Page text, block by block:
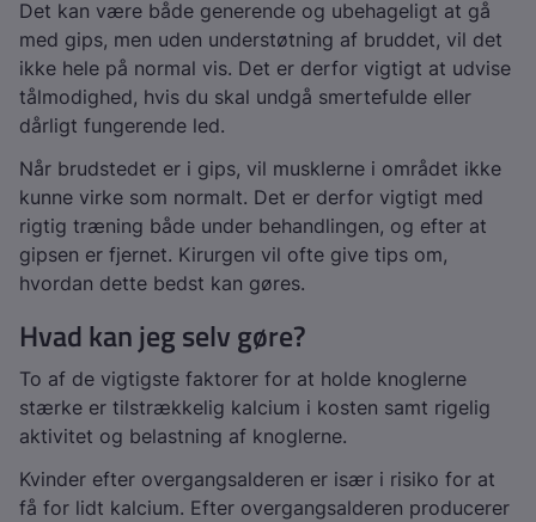
Det kan være både generende og ubehageligt at gå
med gips, men uden understøtning af bruddet, vil det
ikke hele på normal vis. Det er derfor vigtigt at udvise
tålmodighed, hvis du skal undgå smertefulde eller
dårligt fungerende led.
Når brudstedet er i gips, vil musklerne i området ikke
kunne virke som normalt. Det er derfor vigtigt med
rigtig træning både under behandlingen, og efter at
gipsen er fjernet. Kirurgen vil ofte give tips om,
hvordan dette bedst kan gøres.
Hvad kan jeg selv gøre?
To af de vigtigste faktorer for at holde knoglerne
stærke er tilstrækkelig kalcium i kosten samt rigelig
aktivitet og belastning af knoglerne.
Kvinder efter overgangsalderen er især i risiko for at
få for lidt kalcium. Efter overgangsalderen producerer